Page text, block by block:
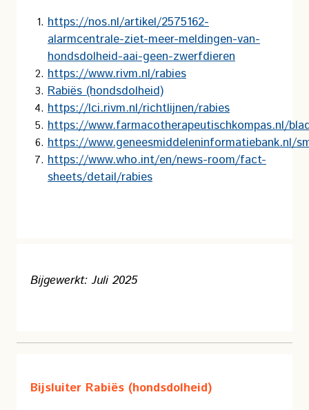
https://nos.nl/artikel/2575162-
alarmcentrale-ziet-meer-meldingen-van-
hondsdolheid-aai-geen-zwerfdieren
https://www.rivm.nl/rabies
Rabiës (hondsdolheid)
https://lci.rivm.nl/richtlijnen/rabies
https://www.farmacotherapeutischkompas.nl/
https://www.geneesmiddeleninformatiebank.nl/
https://www.who.int/en/news-room/fact-
sheets/detail/rabies
Bijgewerkt: Juli 2025
Bijsluiter Rabiës (hondsdolheid)